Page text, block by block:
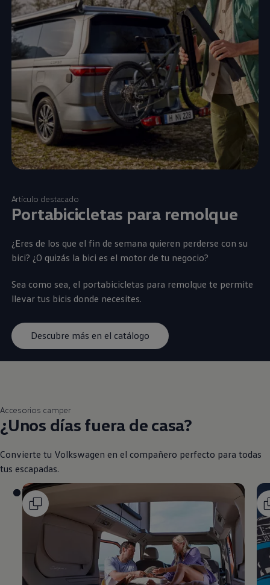
Artículo destacado
Portabicicletas para remolque
¿Eres de los que el fin de semana quieren perderse con su
bici? ¿O quizás la bici es el motor de tu negocio?
Sea como sea, el portabicicletas para remolque te permite
llevar tus bicis donde necesites.
Descubre más en el catálogo
Accesorios camper
¿Unos días fuera de casa?
Convierte tu Volkswagen en el compañero perfecto para todas
tus escapadas.